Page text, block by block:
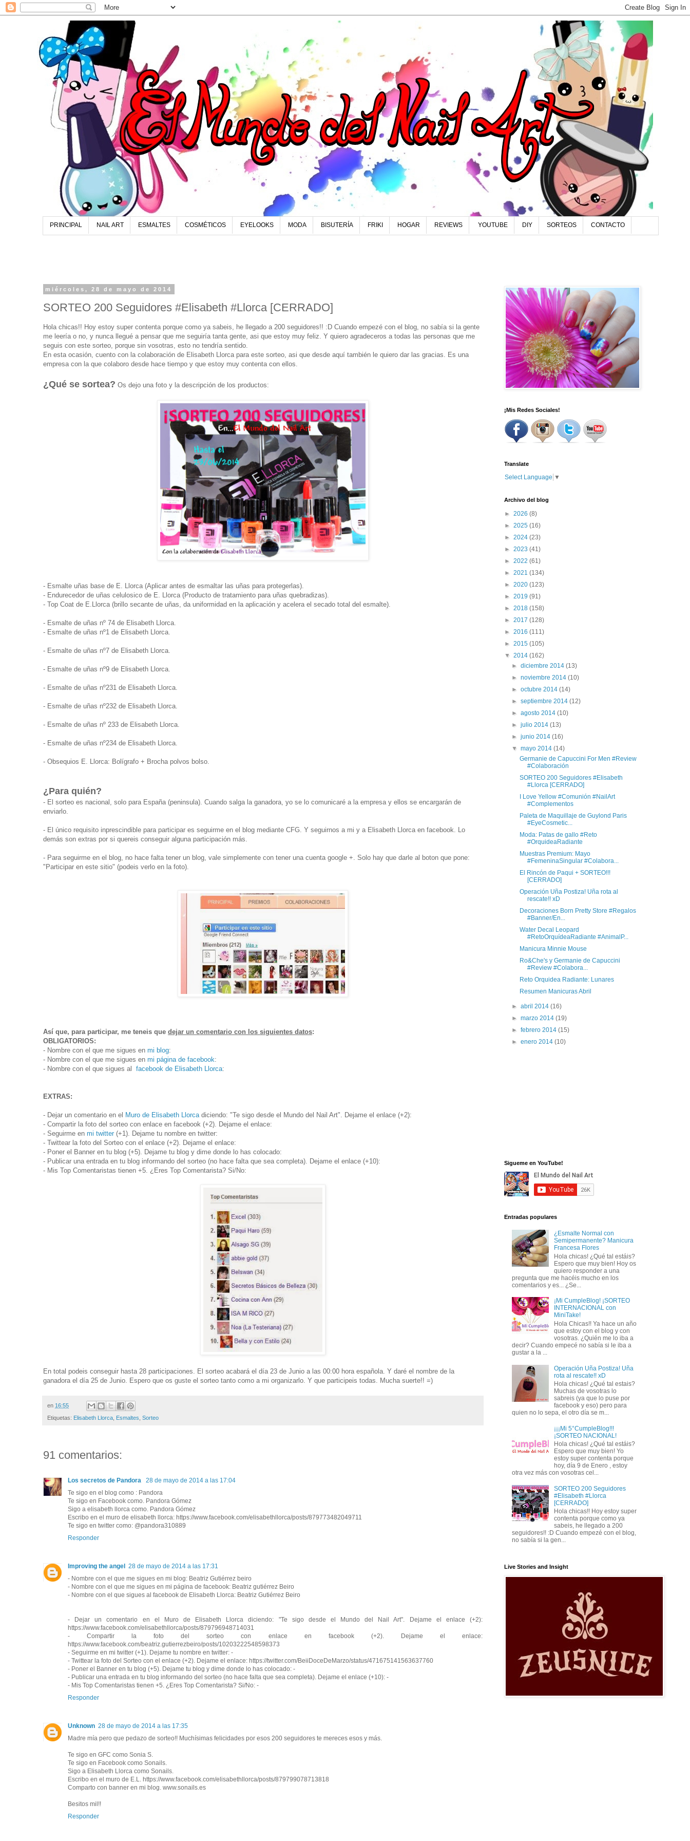
PRINCIPAL NAIL ART ESMALTES COSMÉTICOS EYELOOKS MODA BISUTERÍA FRIKI HOGAR REVIEWS YOUTUBE DIY SORTEOS CONTACTO
miércoles, 28 de mayo de 2014
SORTEO 200 Seguidores #Elisabeth #Llorca [CERRADO]
Hola chicas!! Hoy estoy super contenta porque como ya sabeis, he llegado a 200 seguidores!! :D Cuando empezé con el blog, no sabía si la gente
me leería o no, y nunca llegué a pensar que me seguiría tanta gente, asi que estoy muy feliz. Y quiero agradeceros a todas las personas que me
seguis con este sorteo, porque sin vosotras, esto no tendría sentido.
En esta ocasión, cuento con la colaboración de Elisabeth Llorca para este sorteo, asi que desde aquí también le quiero dar las gracias. Es una
empresa con la que colaboro desde hace tiempo y que estoy muy contenta con ellos.
¿Qué se sortea? Os dejo una foto y la descripción de los productos:
- Esmalte uñas base de E. Llorca (Aplicar antes de esmaltar las uñas para protegerlas).
- Endurecedor de uñas celulosico de E. Llorca (Producto de tratamiento para uñas quebradizas).
- Top Coat de E.Llorca (brillo secante de uñas, da uniformidad en la aplicación y acelera el secado total del esmalte).
- Esmalte de uñas nº 74 de Elisabeth Llorca.
- Esmalte de uñas nº1 de Elisabeth Llorca.
- Esmalte de uñas nº7 de Elisabeth Llorca.
- Esmalte de uñas nº9 de Elisabeth Llorca.
- Esmalte de uñas nº231 de Elisabeth Llorca.
- Esmalte de uñas nº232 de Elisabeth Llorca.
- Esmalte de uñas nº 233 de Elisabeth Llorca.
- Esmalte de uñas nº234 de Elisabeth Llorca.
- Obsequios E. Llorca: Bolígrafo + Brocha polvos bolso.
¿Para quién?
- El sorteo es nacional, solo para España (peninsula). Cuando salga la ganadora, yo se lo comunicaré a la empresa y ellos se encargarán de
enviarlo.
- El único requisito inprescindible para participar es seguirme en el blog mediante CFG. Y seguirnos a mi y a Elisabeth Llorca en facebook. Lo
demás son extras por si quereis conseguir alguna participación más.
- Para seguirme en el blog, no hace falta tener un blog, vale simplemente con tener una cuenta google +. Solo hay que darle al boton que pone:
"Participar en este sitio" (podeis verlo en la foto).
Así que, para participar, me teneis que dejar un comentario con los siguientes datos:
OBLIGATORIOS:
- Nombre con el que me sigues en mi blog:
- Nombre con el que me sigues en mi página de facebook:
- Nombre con el que sigues al facebook de Elisabeth Llorca:
EXTRAS:
- Dejar un comentario en el Muro de Elisabeth Llorca diciendo: "Te sigo desde el Mundo del Nail Art". Dejame el enlace (+2):
- Compartir la foto del sorteo con enlace en facebook (+2). Dejame el enlace:
- Seguirme en mi twitter (+1). Dejame tu nombre en twitter:
- Twittear la foto del Sorteo con el enlace (+2). Dejame el enlace:
- Poner el Banner en tu blog (+5). Dejame tu blog y dime donde lo has colocado:
- Publicar una entrada en tu blog informando del sorteo (no hace falta que sea completa). Dejame el enlace (+10):
- Mis Top Comentaristas tienen +5. ¿Eres Top Comentarista? Si/No:
En total podeis conseguir hasta 28 participaciones. El sorteo acabará el día 23 de Junio a las 00:00 hora española. Y daré el nombre de la
ganadora el día 25 de Junio. Espero que os guste el sorteo tanto como a mi organizarlo. Y que participeis todas. Mucha suerte!! =)
en 16:55
Etiquetas: Elisabeth Llorca Esmaltes Sorteo
91 comentarios:
Los secretos de Pandora
28 de mayo de 2014 a las 17:04
Te sigo en el blog como : Pandora
Te sigo en Facebook como. Pandora Gómez
Sigo a elisabeth llorca como. Pandora Gómez
Escribo en el muro de elisabeth llorca: https://www.facebook.com/elisabethllorca/posts/879773482049711
Te sigo en twitter como: @pandora310889
Responder
Improving the angel
28 de mayo de 2014 a las 17:31
- Nombre con el que me sigues en mi blog: Beatriz Gutiérrez beiro
- Nombre con el que me sigues en mi página de facebook: Beatriz gutiérrez Beiro
- Nombre con el que sigues al facebook de Elisabeth Llorca: Beatriz Gutiérrez Beiro
- Dejar un comentario en el Muro de Elisabeth Llorca diciendo: "Te sigo desde el Mundo del Nail Art". Dejame el enlace (+2):
https://www.facebook.com/elisabethllorca/posts/879796948714031
- Compartir la foto del sorteo con enlace en facebook (+2). Dejame el enlace:
https://www.facebook.com/beatriz.gutierrezbeiro/posts/10203222548598373
- Seguirme en mi twitter (+1). Dejame tu nombre en twitter: -
- Twittear la foto del Sorteo con el enlace (+2). Dejame el enlace: https://twitter.com/BeiiDoceDeMarzo/status/471675141563637760
- Poner el Banner en tu blog (+5). Dejame tu blog y dime donde lo has colocado: -
- Publicar una entrada en tu blog informando del sorteo (no hace falta que sea completa). Dejame el enlace (+10): -
- Mis Top Comentaristas tienen +5. ¿Eres Top Comentarista? Si/No: -
Responder
Unknown 28 de mayo de 2014 a las 17:35
Madre mía pero que pedazo de sorteo!! Muchísimas felicidades por esos 200 seguidores te mereces esos y más.
Te sigo en GFC como Sonia S.
Te sigo en Facebook como Sonails.
Sigo a Elisabeth Llorca como Sonails.
Escribo en el muro de E.L. https://www.facebook.com/elisabethllorca/posts/879799078713818
Comparto con banner en mi blog. www.sonails.es
Besitos mil!!
Responder
¡Mis Redes Sociales!
Translate
Select Language ▼
Archivo del blog
► 2026 (8)
► 2025 (16)
► 2024 (23)
► 2023 (41)
► 2022 (61)
► 2021 (134)
► 2020 (123)
► 2019 (91)
► 2018 (158)
► 2017 (128)
► 2016 (111)
► 2015 (105)
▼ 2014 (162)
►diciembre 2014(13)
►noviembre 2014(10)
►octubre 2014(14)
►septiembre 2014(12)
►agosto 2014(10)
►julio 2014(13)
►junio 2014(16)
▼mayo 2014(14)
Germanie de Capuccini For Men #Review
#Colaboración
SORTEO 200 Seguidores #Elisabeth
#Llorca [CERRADO]
I Love Yellow #Comunión #NailArt
#Complementos
Paleta de Maquillaje de Guylond Paris
#EyeCosmetic...
Moda: Patas de gallo #Reto
#OrquideaRadiante
Muestras Premium: Mayo
#FemeninaSingular #Colabora...
El Rincón de Paqui + SORTEO!!!
[CERRADO]
Operación Uña Postiza! Uña rota al
rescate!! xD
Decoraciones Born Pretty Store #Regalos
#Banner/En...
Water Decal Leopard
#RetoOrquídeaRadiante #AnimalP...
Manicura Minnie Mouse
Ro&Che's y Germanie de Capuccini
#Review #Colabora...
Reto Orquidea Radiante: Lunares
Resumen Manicuras Abril
►abril 2014(16)
►marzo 2014(19)
►febrero 2014(15)
►enero 2014(10)
Sigueme en YouTube!
Entradas populares
¿Esmalte Normal con
Semipermanente? Manicura
Francesa Flores
Hola chicas! ¿Qué tal estáis?
Espero que muy bien! Hoy os
quiero responder a una
pregunta que me hacéis mucho en los
comentarios y es... ¿Se...
¡Mi CumpleBlog! ¡SORTEO
INTERNACIONAL con
MiniTake!
Hola Chicas!! Ya hace un año
que estoy con el blog y con
vosotras. ¿Quién me lo iba a
decir? Cuando empecé no sabía si le iba a
gustar a la ...
Operación Uña Postiza! Uña
rota al rescate!! xD
Hola chicas! ¿Qué tal estais?
Muchas de vosotras lo
sabreis (ya que lo puse por
facebook y eso) pero para
quien no lo sepa, el otro día se m...
¡¡¡Mi 5°CumpleBlog!!!
¡SORTEO NACIONAL!
Hola chicas! ¿Qué tal estáis?
Espero que muy bien! Yo
estoy super contenta porque
hoy, día 9 de Enero , estoy
otra vez más con vosotras cel...
SORTEO 200 Seguidores
#Elisabeth #Llorca
[CERRADO]
Hola chicas!! Hoy estoy super
contenta porque como ya
sabeis, he llegado a 200
seguidores!! :D Cuando empezé con el blog,
no sabía si la gen...
Live Stories and Insight